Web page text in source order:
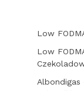
Low
Low
Albondigas